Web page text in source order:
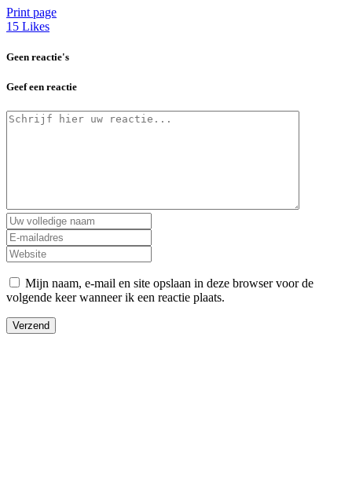
Print page
15 Likes
Geen reactie's
Geef een reactie
Mijn naam, e-mail en site opslaan in deze browser voor de
volgende keer wanneer ik een reactie plaats.